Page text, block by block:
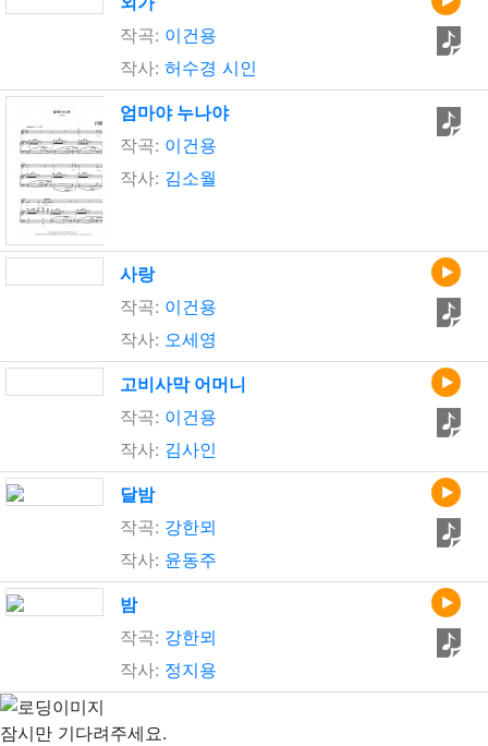
작곡: 이건용
작사: 허수경 시인
엄마야 누나야
작곡: 이건용
작사: 김소월
사랑
작곡: 이건용
작사: 오세영
고비사막 어머니
작곡: 이건용
작사: 김사인
달밤
작곡: 강한뫼
작사: 윤동주
밤
작곡: 강한뫼
작사: 정지용
잠시만 기다려주세요.